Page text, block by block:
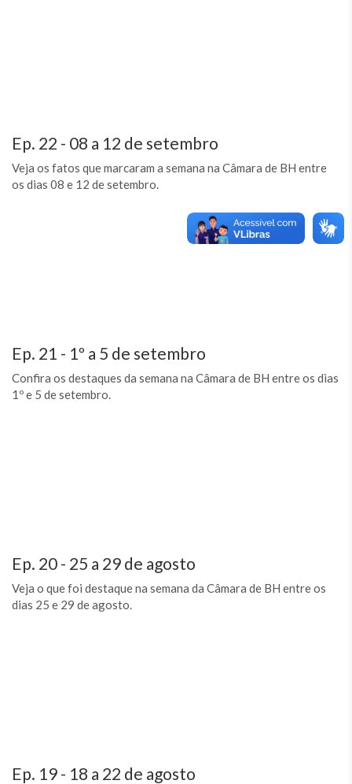
Ep. 22 - 08 a 12 de setembro
Veja os fatos que marcaram a semana na Câmara de BH entre
os dias 08 e 12 de setembro.
Ep. 21 - 1º a 5 de setembro
Confira os destaques da semana na Câmara de BH entre os dias
1º e 5 de setembro.
Ep. 20 - 25 a 29 de agosto
Veja o que foi destaque na semana da Câmara de BH entre os
dias 25 e 29 de agosto.
Ep. 19 - 18 a 22 de agosto